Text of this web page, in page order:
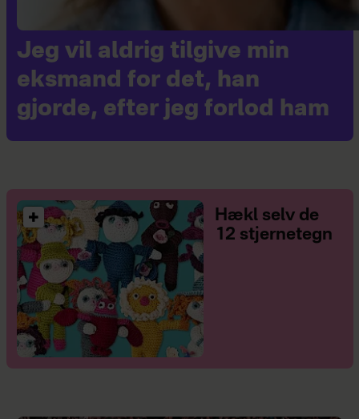
Jeg vil aldrig tilgive min
eksmand for det, han
gjorde, efter jeg forlod ham
Hækl selv de
12 stjernetegn